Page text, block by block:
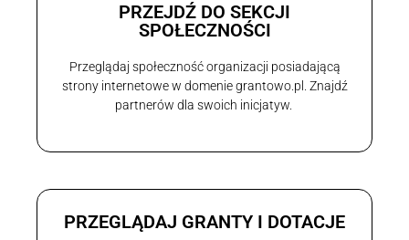
PRZEJDŹ DO SEKCJI
SPOŁECZNOŚCI
Przeglądaj społeczność organizacji posiadającą
strony internetowe w domenie grantowo.pl. Znajdź
partnerów dla swoich inicjatyw.
PRZEGLĄDAJ GRANTY I DOTACJE